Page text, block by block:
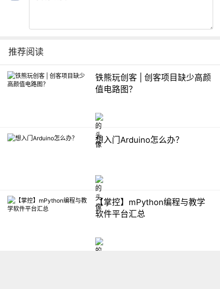
推荐阅读
铁熊玩创客 | 创客项目缺少高颜
值电路图？
想入门Arduino怎么办？
【掌控】mPython编程与教学
软件平台汇总